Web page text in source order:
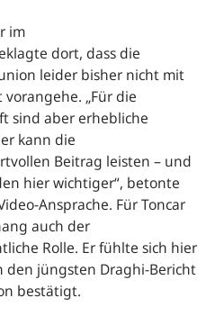
im
dort, dass die
leider bisher nicht mit
vorangehe. Für die
sind aber erhebliche
kann die
Beitrag leisten – und
hier wichtiger , betonte
Ansprache. Für Toncar
auch der
Rolle. Er fühlte sich hier
den jüngsten Draghi-Bericht
bestätigt.